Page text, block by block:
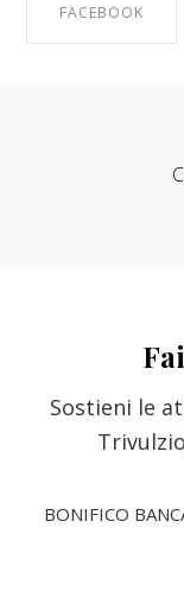
FACEBOOK
Sostieni le
BONIFICO